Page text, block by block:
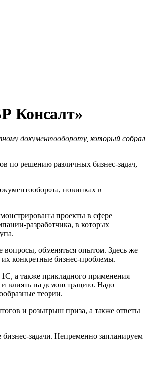
Консалт»
документообороту, который собрал
по решению различных бизнес-задач,
новинках в
проекты в сфере
разработчика, в которых
вопросы, обменяться опытом. Здесь же
конкретные бизнес-проблемы.
а также прикладного применения
и влиять на демонстрацию. Надо
теории.
и розыгрыш приза, а также ответы
задачи. Непременно запланируем